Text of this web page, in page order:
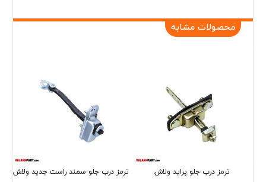
محصولات مشابه
ترمز درب جلو پراید ولاش ترمز درب جلو سمند راست جدید ولاش